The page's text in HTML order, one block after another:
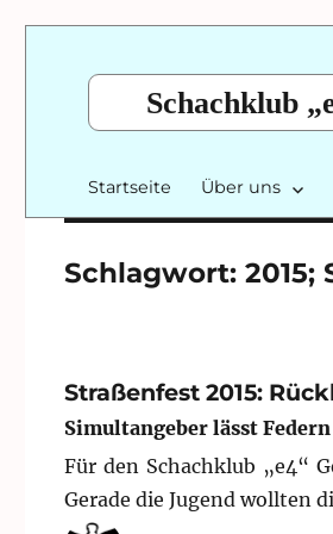
Schachklub
Startseite Über uns
Schlagwort: 2015;
Straßenfest 2015:
Simultangeber lässt Federn
Für den Schachklub „e4“
Gerade die Jugend wollten